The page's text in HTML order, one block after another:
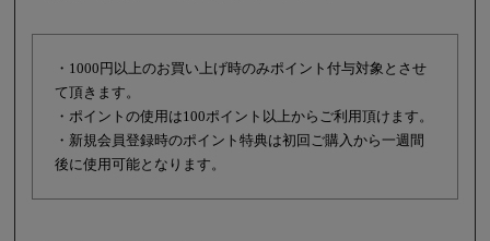
・1000円以上のお買い上げ時のみポイント付与対象とさせ
て頂きます。
・ポイントの使用は100ポイント以上からご利用頂けます。
・新規会員登録時のポイント特典は初回ご購入から一週間
後に使用可能となります。